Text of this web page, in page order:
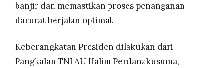
RESOLUSI
PRAMUDITA
ekstrem.
banjir dan memastikan proses penanganan
darurat berjalan optimal.
Keberangkatan Presiden dilakukan dari
Pangkalan TNI AU Halim Perdanakusuma,